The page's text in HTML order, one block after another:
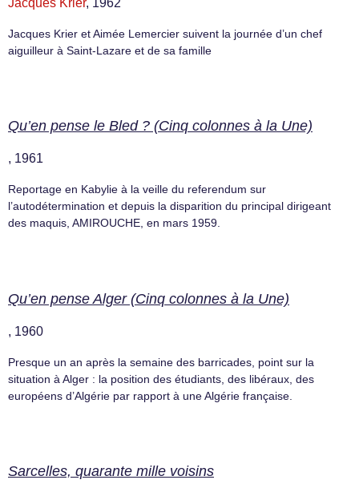
Jacques Krier, 1962
Jacques Krier et Aimée Lemercier suivent la journée d’un chef
aiguilleur à Saint-Lazare et de sa famille
Qu’en pense le Bled ? (Cinq colonnes à la Une)
, 1961
Reportage en Kabylie à la veille du referendum sur
l’autodétermination et depuis la disparition du principal dirigeant
des maquis, AMIROUCHE, en mars 1959.
Qu’en pense Alger (Cinq colonnes à la Une)
, 1960
Presque un an après la semaine des barricades, point sur la
situation à Alger : la position des étudiants, des libéraux, des
européens d’Algérie par rapport à une Algérie française.
Sarcelles, quarante mille voisins